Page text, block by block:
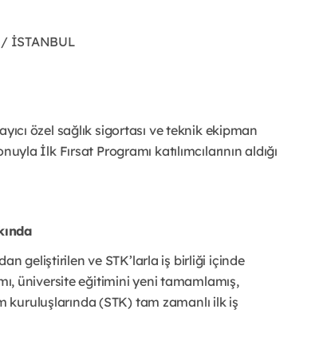
İSTANBUL
özel sağlık sigortası ve teknik ekipman
İlk Fırsat Programı katılımcılarının aldığı
geliştirilen ve STK’larla iş birliği içinde
üniversite eğitimini yeni tamamlamış,
kuruluşlarında (STK) tam zamanlı ilk iş